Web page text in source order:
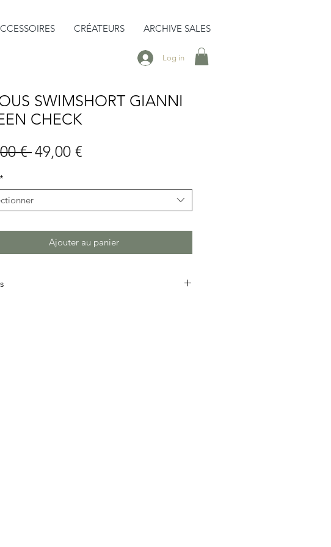
CRÉATEURS ARCHIVE SALES
Log in
SWIMSHORT GIANNI
CHECK
€ Prix
49,00 €
*
Ajouter au panier